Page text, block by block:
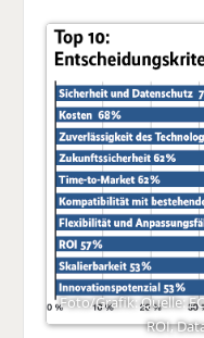
Foto/Grafik: Quelle:
ROI,